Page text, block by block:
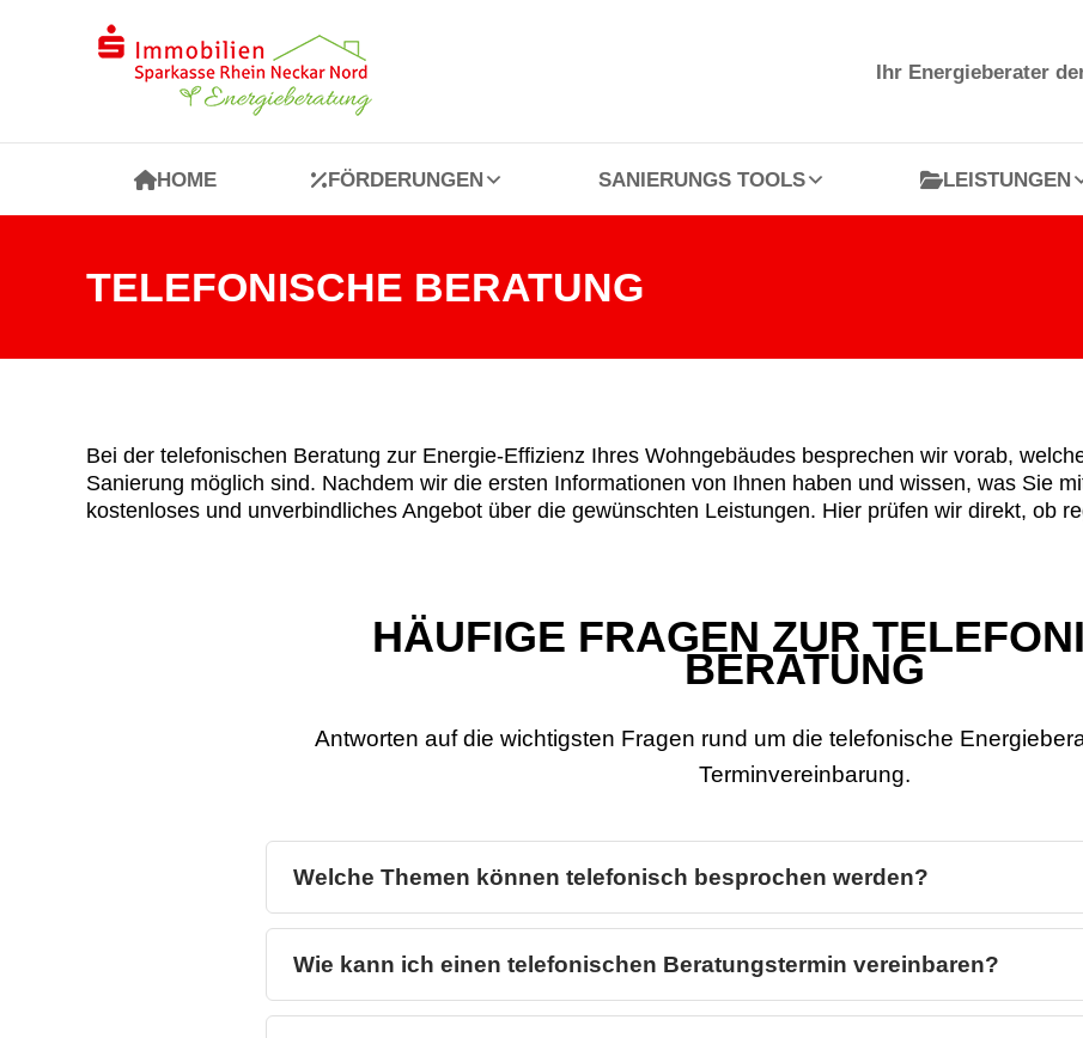
Ihr Energieberater
HOME FÖRDERUNGEN SANIERUNGS TOOLS LEISTUNGEN
TELEFONISCHE BERATUNG
Bei der telefonischen Beratung zur Energie-Effizienz Ihres Wohngebäudes besprechen wir vorab,
Sanierung möglich sind. Nachdem wir die ersten Informationen von Ihnen haben und wissen, was Sie
kostenloses und unverbindliches Angebot über die gewünschten Leistungen. Hier prüfen wir direkt, ob
HÄUFIGE FRAGEN ZUR
BERATUNG
Antworten auf die wichtigsten Fragen rund um die telefonische
Terminvereinbarung.
Welche Themen können telefonisch besprochen werden?
Wie kann ich einen telefonischen Beratungstermin vereinbaren?
HOME FÖRDERUNGEN